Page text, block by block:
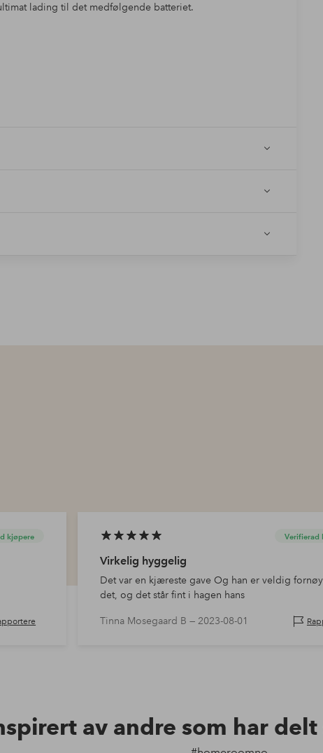
lading til det medfølgende batteriet.
kjøpere Verifierad
Virkelig hyggelig
Det var en kjæreste gave Og han er veldig
det, og det står fint i hagen hans
Tinna Mosegaard B —2023-08-01
av andre som har delt